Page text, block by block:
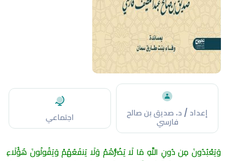
إعداد / د. صديق بن صالح
فارسي
اجتماعي
وَيَعْبُدُونَ مِن دُونِ اللَّهِ مَا لَا يَضُرُّهُمْ وَلَا يَنفَعُهُمْ وَيَقُولُونَ هَٰؤُلَاءِ